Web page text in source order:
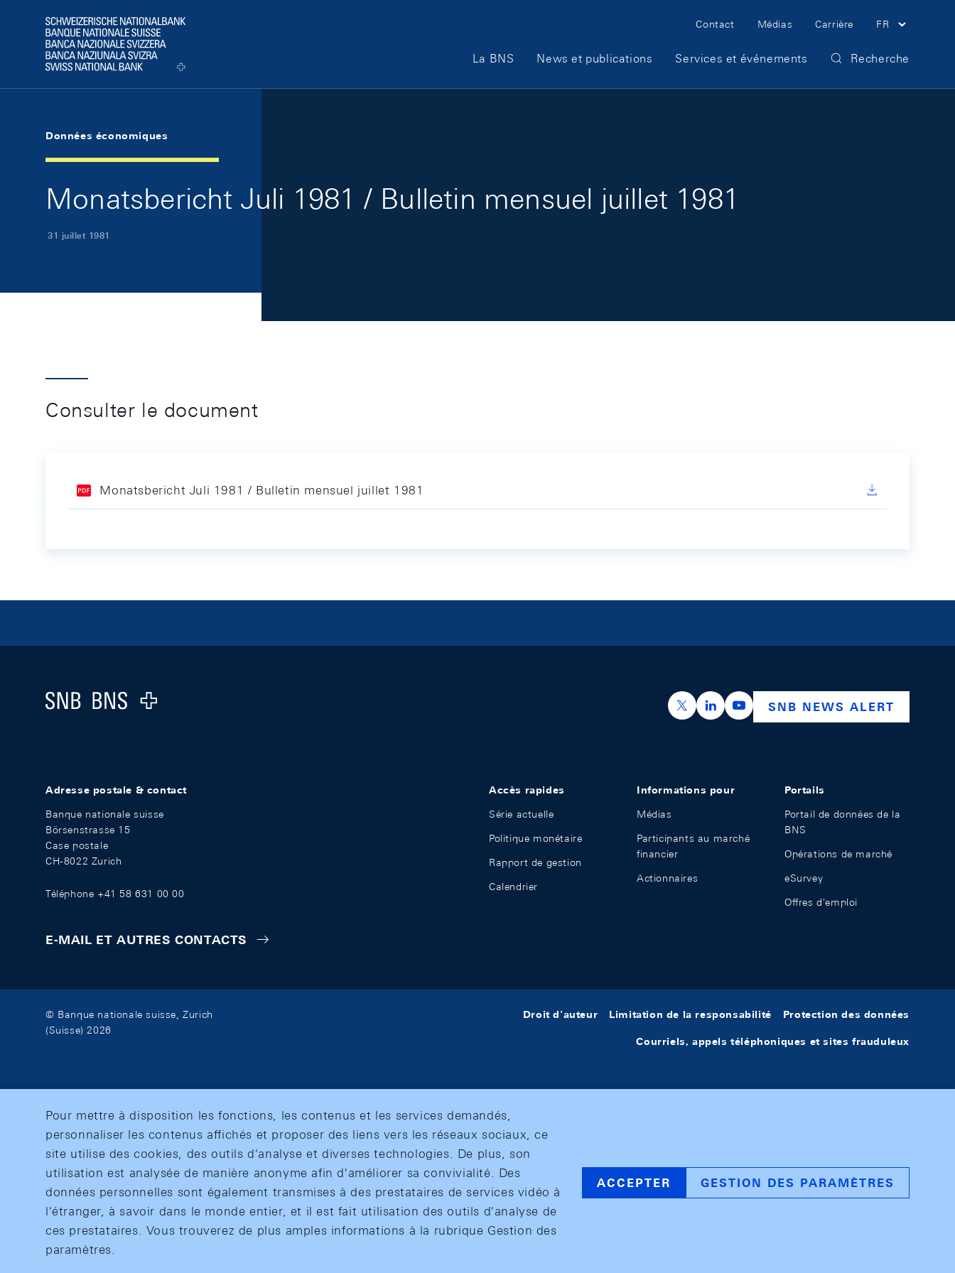
Logo
Meta Navigation
Contact Médias Carrière FR
Main Navigation
La BNS News et publications Services et événements Recherche
Données économiques
Monatsbericht Juli 1981 / Bulletin mensuel juillet 1981
31 juillet 1981
Consulter le document
Monatsbericht Juli 1981 / Bulletin mensuel juillet 1981
Logo
https://x.com/snb_bns
https://ch.linkedin.com/company/swiss-
https://www.youtube.com/
SNB NEWS ALERT
Adresse postale & contact
Banque nationale suisse
Börsenstrasse 15
Case postale
CH-8022 Zurich
Téléphone +41 58 631 00 00
E-MAIL ET AUTRES CONTACTS
Accès rapides
Série actuelle
Politique monétaire
Rapport de gestion
Calendrier
Informations pour
Médias
Participants au marché
financier
Actionnaires
Portails
Portail de données de la
BNS
Opérations de marché
eSurvey
Offres d'emploi
© Banque nationale suisse, Zurich
(Suisse) 2026
Droit d'auteur Limitation de la responsabilité Protection des données
Courriels, appels téléphoniques et sites frauduleux
Pour mettre à disposition les fonctions, les contenus et les services demandés,
personnaliser les contenus affichés et proposer des liens vers les réseaux sociaux, ce
site utilise des cookies, des outils d'analyse et diverses technologies. De plus, son
utilisation est analysée de manière anonyme afin d'améliorer sa convivialité. Des
données personnelles sont également transmises à des prestataires de services vidéo à
l'étranger, à savoir dans le monde entier, et il est fait utilisation des outils d'analyse de
ces prestataires. Vous trouverez de plus amples informations à la rubrique Gestion des
paramètres.
ACCEPTER GESTION DES PARAMÈTRES